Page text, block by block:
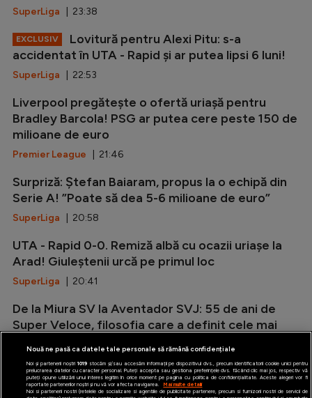
SuperLiga | 23:38
EXCLUSIV
Lovitură pentru Alexi Pitu: s-a
accidentat în UTA - Rapid și ar putea lipsi 6 luni!
SuperLiga | 22:53
Liverpool pregătește o ofertă uriașă pentru
Bradley Barcola! PSG ar putea cere peste 150 de
milioane de euro
Premier League | 21:46
Surpriză: Ștefan Baiaram, propus la o echipă din
Serie A! ”Poate să dea 5-6 milioane de euro”
SuperLiga | 20:58
UTA - Rapid 0-0. Remiză albă cu ocazii uriașe la
Arad! Giuleștenii urcă pe primul loc
SuperLiga | 20:41
De la Miura SV la Aventador SVJ: 55 de ani de
Super Veloce, filosofia care a definit cele mai
Auto| 20:12
Nouă ne pasă ca datele tale personale să rămână confidențiale
Noi și partenerii noștri 1019stocăm și/sau accesăm informații pe dispozitivul dvs., precum identificatorii cookie unici pentru
prelucrarea datelor cu caracter personal. Puteți accepta sau gestiona preferințele dvs. făcând clic mai jos, respectiv vă
puteți opune utilizării unui interes legitim în orice moment pe pagina cu politica de confidențialitate. Aceste alegeri vor fi
raportate partenerilor noștri și nu vă vor afecta navigarea.
Mai multe detalii
Noi si partenerii nostri (retelele de socializare si agentiile de publicitate partenere, precum si furnizorii nostri de servicii de